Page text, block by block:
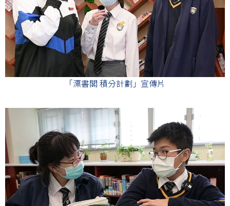
「漂書閣 積分計劃」宣傳片